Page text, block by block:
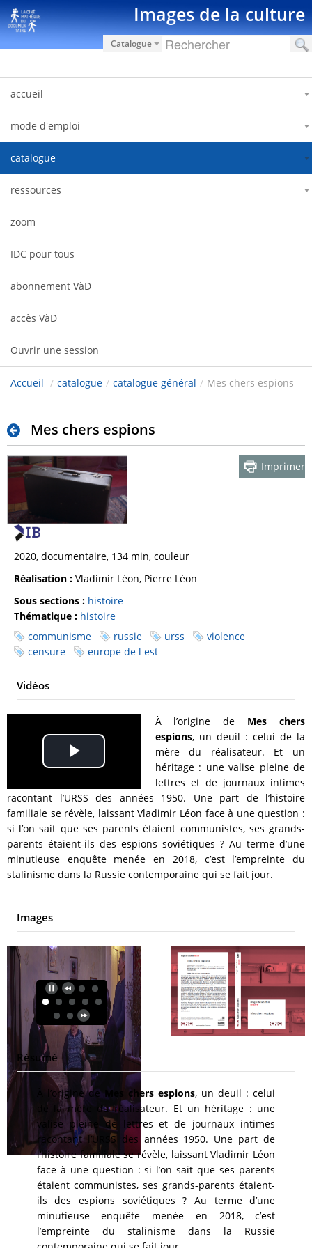
Saut au contenu Images de la culture
Catalogue
accueil
mode d'emploi
catalogue
ressources
zoom
IDC pour tous
abonnement VàD
accès VàD
Ouvrir une session
Accueil / catalogue / catalogue général / Mes chers espions
Mes chers espions
Imprimer
2020, documentaire, 134 min, couleur
Réalisation : Vladimir Léon, Pierre Léon
Sous sections : histoire
Thématique : histoire
communisme
russie urss
violence
censure
europe de l est
Vidéos
Play
Video
À l’origine de Mes chers
espions, un deuil : celui de la
mère du réalisateur. Et un
héritage : une valise pleine de
lettres et de journaux intimes
racontant l’URSS des années 1950. Une part de l’histoire
familiale se révèle, laissant Vladimir Léon face à une question :
si l’on sait que ses parents étaient communistes, ses grands-
parents étaient-ils des espions soviétiques ? Au terme d’une
minutieuse enquête menée en 2018, c’est l’empreinte du
stalinisme dans la Russie contemporaine qui se fait jour.
Images
Résumé
À l’origine deMes chers espions, un deuil : celui
de la mère du réalisateur. Et un héritage : une
valise pleine de lettres et de journaux intimes
racontant l’URSS des années 1950. Une part de
l’histoire familiale se révèle, laissant Vladimir Léon
face à une question : si l’on sait que ses parents
étaient communistes, ses grands-parents étaient-
ils des espions soviétiques ? Au terme d’une
minutieuse enquête menée en 2018, c’est
l’empreinte du stalinisme dans la Russie